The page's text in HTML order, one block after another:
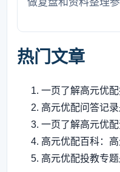
做复盘和资料整理参
热门文章
一页了解高元优
高元优配问答记
一页了解高元优
高元优配百科：
高元优配投教专